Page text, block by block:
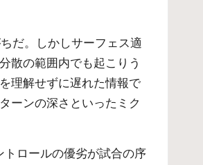
だ。しかしサーフェス適
散の範囲内でも起こりう
理解せずに遅れた情報で
ーンの深さといったミク
ロールの優劣が試合の序